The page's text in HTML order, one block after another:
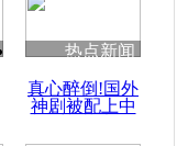
热点新闻
真心醉倒!国外
神剧被配上中